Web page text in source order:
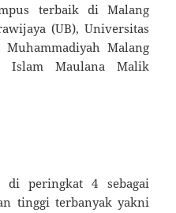
terbaik di Malang
(UB), Universitas
Malang
Islam Maulana Malik
di peringkat 4 sebagai
tinggi terbanyak yakni